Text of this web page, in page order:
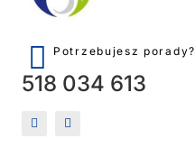
Potrzebujesz porady?
518 034 613